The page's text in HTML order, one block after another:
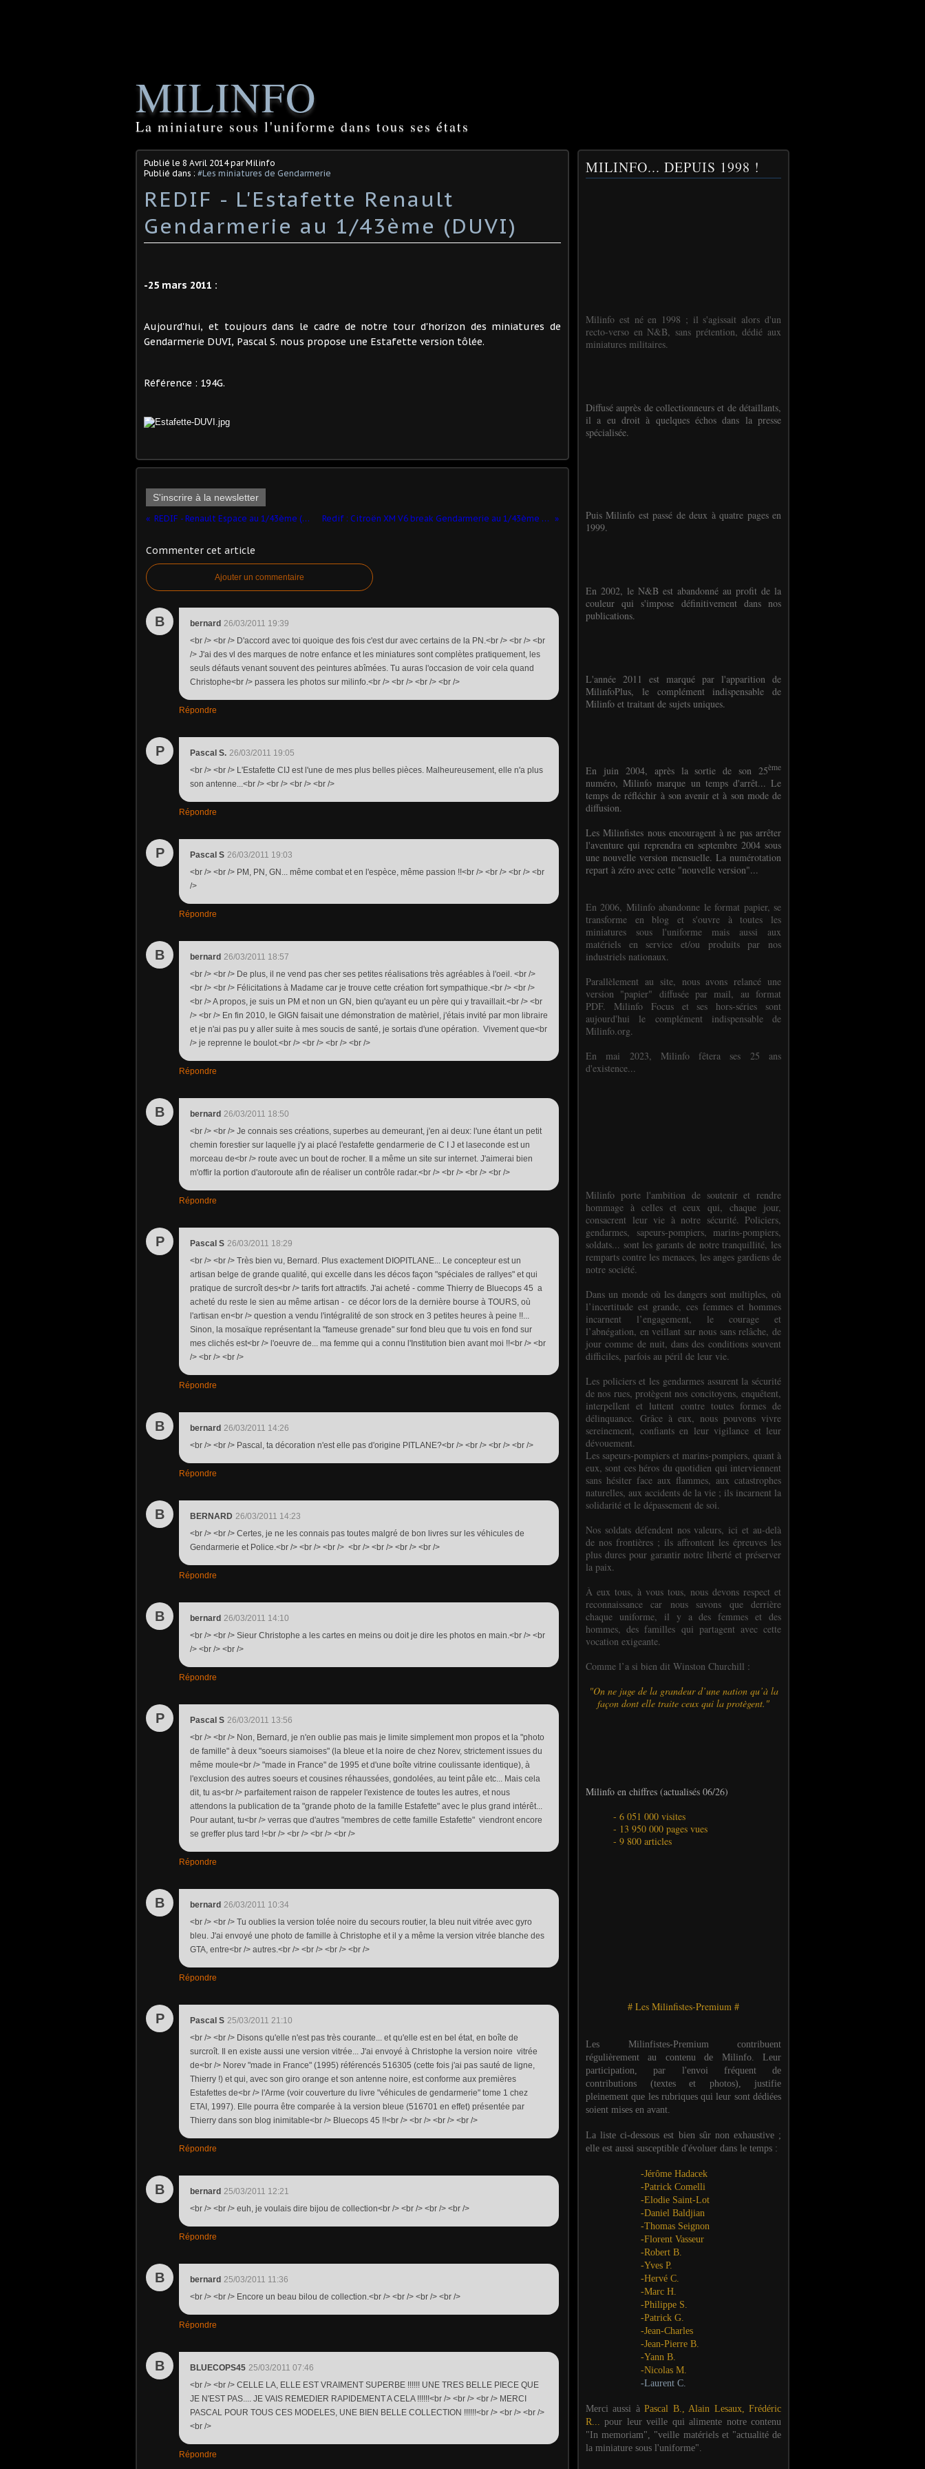
MILINFO
La miniature sous l'uniforme dans tous ses états
Publié le 8 Avril 2014par Milinfo
Publié dans : #Les miniatures de Gendarmerie
REDIF - L'Estafette Renault
Gendarmerie au 1/43ème (DUVI)
-25 mars 2011 :
Aujourd'hui, et toujours dans le cadre de notre tour d'horizon des miniatures de
Gendarmerie DUVI, Pascal S. nous propose une Estafette version tôlée.
Référence : 194G.
S'inscrire à la newsletter
REDIF - Renault Espace au 1/43ème (DUVI) Redif : Citroën XM V6 break Gendarmerie au 1/43ème (DUVI)
Commenter cet article
Ajouter un commentaire
B bernard 26/03/2011 19:39
<br /> <br /> D'accord avec toi quoique des fois c'est dur avec certains de la PN.<br /> <br /> <br
/> J'ai des vl des marques de notre enfance et les miniatures sont complètes pratiquement, les
seuls défauts venant souvent des peintures abîmées. Tu auras l'occasion de voir cela quand
Christophe<br /> passera les photos sur milinfo.<br /> <br /> <br /> <br />
Répondre
P Pascal S. 26/03/2011 19:05
<br /> <br /> L'Estafette CIJ est l'une de mes plus belles pièces. Malheureusement, elle n'a plus
son antenne...<br /> <br /> <br /> <br />
Répondre
P Pascal S 26/03/2011 19:03
<br /> <br /> PM, PN, GN... même combat et en l'espèce, même passion !!<br /> <br /> <br /> <br
/>
Répondre
B bernard 26/03/2011 18:57
<br /> <br /> De plus, il ne vend pas cher ses petites réalisations très agréables à l'oeil. <br />
<br /> <br /> Félicitations à Madame car je trouve cette création fort sympathique.<br /> <br />
<br /> A propos, je suis un PM et non un GN, bien qu'ayant eu un père qui y travaillait.<br /> <br
/> <br /> En fin 2010, le GIGN faisait une démonstration de matèriel, j'étais invité par mon libraire
et je n'ai pas pu y aller suite à mes soucis de santé, je sortais d'une opération. Vivement que<br
/> je reprenne le boulot.<br /> <br /> <br /> <br />
Répondre
B bernard 26/03/2011 18:50
<br /> <br /> Je connais ses créations, superbes au demeurant, j'en ai deux: l'une étant un petit
chemin forestier sur laquelle j'y ai placé l'estafette gendarmerie de C I J et laseconde est un
morceau de<br /> route avec un bout de rocher. Il a même un site sur internet. J'aimerai bien
m'offir la portion d'autoroute afin de réaliser un contrôle radar.<br /> <br /> <br /> <br />
Répondre
P Pascal S 26/03/2011 18:29
<br /> <br /> Très bien vu, Bernard. Plus exactement DIOPITLANE... Le concepteur est un
artisan belge de grande qualité, qui excelle dans les décos façon "spéciales de rallyes" et qui
pratique de surcroît des<br /> tarifs fort attractifs. J'ai acheté - comme Thierry de Bluecops 45 a
acheté du reste le sien au même artisan - ce décor lors de la dernière bourse à TOURS, où
l'artisan en<br /> question a vendu l'intégralité de son strock en 3 petites heures à peine !!...
Sinon, la mosaïque représentant la "fameuse grenade" sur fond bleu que tu vois en fond sur
mes clichés est<br /> l'oeuvre de... ma femme qui a connu l'Institution bien avant moi !!<br /> <br
/> <br /> <br />
Répondre
B bernard 26/03/2011 14:26
<br /> <br /> Pascal, ta décoration n'est elle pas d'origine PITLANE?<br /> <br /> <br /> <br />
Répondre
B BERNARD 26/03/2011 14:23
<br /> <br /> Certes, je ne les connais pas toutes malgré de bon livres sur les véhicules de
Gendarmerie et Police.<br /> <br /> <br /> <br /> <br /> <br /> <br />
Répondre
B bernard 26/03/2011 14:10
<br /> <br /> Sieur Christophe a les cartes en meins ou doit je dire les photos en main.<br /> <br
/> <br /> <br />
Répondre
P Pascal S 26/03/2011 13:56
<br /> <br /> Non, Bernard, je n'en oublie pas mais je limite simplement mon propos et la "photo
de famille" à deux "soeurs siamoises" (la bleue et la noire de chez Norev, strictement issues du
même moule<br /> "made in France" de 1995 et d'une boîte vitrine coulissante identique), à
l'exclusion des autres soeurs et cousines réhaussées, gondolées, au teint pâle etc... Mais cela
dit, tu as<br /> parfaitement raison de rappeler l'existence de toutes les autres, et nous
attendons la publication de ta "grande photo de la famille Estafette" avec le plus grand intérêt...
Pour autant, tu<br /> verras que d'autres "membres de cette famille Estafette" viendront encore
se greffer plus tard !<br /> <br /> <br /> <br />
Répondre
B bernard 26/03/2011 10:34
<br /> <br /> Tu oublies la version tolée noire du secours routier, la bleu nuit vitrée avec gyro
bleu. J'ai envoyé une photo de famille à Christophe et il y a même la version vitrée blanche des
GTA, entre<br /> autres.<br /> <br /> <br /> <br />
Répondre
P Pascal S 25/03/2011 21:10
<br /> <br /> Disons qu'elle n'est pas très courante... et qu'elle est en bel état, en boîte de
surcroît. Il en existe aussi une version vitrée... J'ai envoyé à Christophe la version noire vitrée
de<br /> Norev "made in France" (1995) référencés 516305 (cette fois j'ai pas sauté de ligne,
Thierry !) et qui, avec son giro orange et son antenne noire, est conforme aux premières
Estafettes de<br /> l'Arme (voir couverture du livre "véhicules de gendarmerie" tome 1 chez
ETAI, 1997). Elle pourra être comparée à la version bleue (516701 en effet) présentée par
Thierry dans son blog inimitable<br /> Bluecops 45 !!<br /> <br /> <br /> <br />
Répondre
B bernard 25/03/2011 12:21
<br /> <br /> euh, je voulais dire bijou de collection<br /> <br /> <br /> <br />
Répondre
B bernard 25/03/2011 11:36
<br /> <br /> Encore un beau bilou de collection.<br /> <br /> <br /> <br />
Répondre
B BLUECOPS45 25/03/2011 07:46
<br /> <br /> CELLE LA, ELLE EST VRAIMENT SUPERBE !!!!!! UNE TRES BELLE PIECE QUE
JE N'EST PAS.... JE VAIS REMEDIER RAPIDEMENT A CELA !!!!!!<br /> <br /> <br /> MERCI
PASCAL POUR TOUS CES MODELES, UNE BIEN BELLE COLLECTION !!!!!!<br /> <br /> <br />
<br />
Répondre
MILINFO... DEPUIS 1998 !
Milinfo est né en 1998 ; il s'agissait alors d'un
recto-verso en N&B, sans prétention, dédié aux
miniatures militaires.
Diffusé auprès de collectionneurs et de détaillants,
il a eu droit à quelques échos dans la presse
spécialisée.
Puis Milinfo est passé de deux à quatre pages en
1999.
En 2002, le N&B est abandonné au profit de la
couleur qui s'impose définitivement dans nos
publications.
L'année 2011 est marqué par l'apparition de
MilinfoPlus, le complément indispensable de
Milinfo et traitant de sujets uniques.
En juin 2004, après la sortie de son 25ème
numéro, Milinfo marque un temps d'arrêt... Le
temps de réfléchir à son avenir et à son mode de
diffusion.
Les Milinfistes nous encouragent à ne pas arrêter
l'aventure qui reprendra en septembre 2004 sous
une nouvelle version mensuelle. La numérotation
repart à zéro avec cette "nouvelle version"...
En 2006, Milinfo abandonne le format papier, se
transforme en blog et s'ouvre à toutes les
miniatures sous l'uniforme mais aussi aux
matériels en service et/ou produits par nos
industriels nationaux.
Parallèlement au site, nous avons relancé une
version "papier" diffusée par mail, au format
PDF. Milinfo Focus et ses hors-séries sont
aujourd'hui le complément indispensable de
Milinfo.org.
En mai 2023, Milinfo fêtera ses 25 ans
d'existence...
Milinfo porte l'ambition de soutenir et rendre
hommage à celles et ceux qui, chaque jour,
consacrent leur vie à notre sécurité. Policiers,
gendarmes, sapeurs-pompiers, marins-pompiers,
soldats... sont les garants de notre tranquillité, les
remparts contre les menaces, les anges gardiens de
notre société.
Dans un monde où les dangers sont multiples, où
l’incertitude est grande, ces femmes et hommes
incarnent l’engagement, le courage et
l’abnégation, en veillant sur nous sans relâche, de
jour comme de nuit, dans des conditions souvent
difficiles, parfois au péril de leur vie.
Les policiers et les gendarmes assurent la sécurité
de nos rues, protègent nos concitoyens, enquêtent,
interpellent et luttent contre toutes formes de
délinquance. Grâce à eux, nous pouvons vivre
sereinement, confiants en leur vigilance et leur
dévouement.
Les sapeurs-pompiers et marins-pompiers, quant à
eux, sont ces héros du quotidien qui interviennent
sans hésiter face aux flammes, aux catastrophes
naturelles, aux accidents de la vie ; ils incarnent la
solidarité et le dépassement de soi.
Nos soldats défendent nos valeurs, ici et au-delà
de nos frontières ; ils affrontent les épreuves les
plus dures pour garantir notre liberté et préserver
la paix.
À eux tous, à vous tous, nous devons respect et
reconnaissance car nous savons que derrière
chaque uniforme, il y a des femmes et des
hommes, des familles qui partagent avec cette
vocation exigeante.
Comme l’a si bien dit Winston Churchill :
"On ne juge de la grandeur d’une nation qu’à la
façon dont elle traite ceux qui la protègent."
Milinfo en chiffres (actualisés 06/26)
- 6 051 000 visites
- 13 950 000 pages vues
- 9 800 articles
# Les Milinfistes-Premium #
Les Milinfistes-Premium contribuent
régulièrement au contenu de Milinfo. Leur
participation, par l'envoi fréquent de
contributions (textes et photos), justifie
pleinement que les rubriques qui leur sont dédiées
soient mises en avant.
La liste ci-dessous est bien sûr non exhaustive ;
elle est aussi susceptible d'évoluer dans le temps :
-Jérôme Hadacek
-Patrick Comelli
-Elodie Saint-Lot
-Daniel Baldjian
-Thomas Seignon
-Florent Vasseur
-Robert B.
-Yves P.
-Hervé C.
-Marc H.
-Philippe S.
-Patrick G.
-Jean-Charles
-Jean-Pierre B.
-Yann B.
-Nicolas M.
-Laurent C.
Merci aussi àPascal B., Alain Lesaux, Frédéric
R...pour leur veille qui alimente notre contenu
"In memoriam", "veille matériels et "actualité de
la miniature sous l'uniforme".